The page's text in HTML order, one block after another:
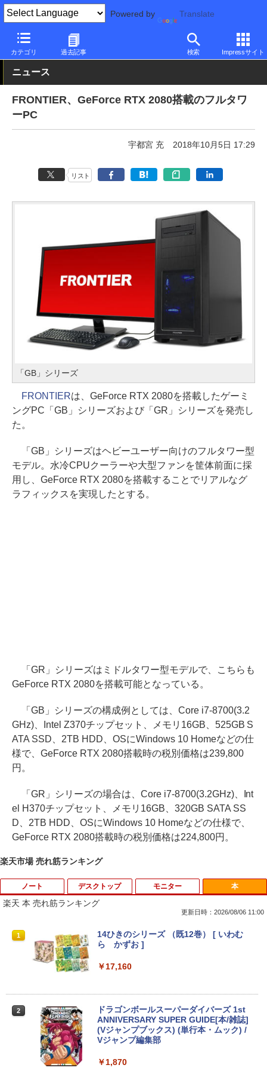
Powered by Translate
カテゴリ 過去記事 検索 Impressサイト
PC Watch パソコン/タブレット/スマートフォン ゲーミングパソ
ニュース
FRONTIER、GeForce RTX 2080搭載のフルタワ
ーPC
宇都宮 充 2018年10月5日 17:29
リスト
「GB」シリーズ
FRONTIERは、GeForce RTX 2080を搭載したゲーミ
ングPC「GB」シリーズおよび「GR」シリーズを発売し
た。
「GB」シリーズはヘビーユーザー向けのフルタワー型
モデル。水冷CPUクーラーや大型ファンを筐体前面に採
用し、GeForce RTX 2080を搭載することでリアルなグ
ラフィックスを実現したとする。
「GR」シリーズはミドルタワー型モデルで、こちらも
GeForce RTX 2080を搭載可能となっている。
「GB」シリーズの構成例としては、Core i7-8700(3.2
GHz)、Intel Z370チップセット、メモリ16GB、525GB S
ATA SSD、2TB HDD、OSにWindows 10 Homeなどの仕
様で、GeForce RTX 2080搭載時の税別価格は239,800
円。
「GR」シリーズの場合は、Core i7-8700(3.2GHz)、Int
el H370チップセット、メモリ16GB、320GB SATA SS
D、2TB HDD、OSにWindows 10 Homeなどの仕様で、
GeForce RTX 2080搭載時の税別価格は224,800円。
楽天市場 売れ筋ランキング
ノート
1
【マラソンセール期間中ポイント5倍】
【訳あり】中古 MacBook Air 13.3イン
B SSD256GB Webカメラ Wi-Fi Bluetoo
￥19,980
中！】Lenovo 14e Chromebook Gen 3
デスクトップ
1
パソコンデスクトップ 中古モニター 液晶
モニター★色指定不可★19型〜液晶 即使
保証】【中古】
HP ★中古パソコン・Aランク★5XB43P
A#ABJ [ProDesk 600 G4 SFF(i5-8500 8
モニター
1
【中古】 DELL E1914Hc 18.5インチ 液
晶モニター D-sub 非光沢 ノングレア 動
EPSON 液晶モニター LD22W83L 21.5イ
ンチワイド ホワイト LCD LEDバックラ
イト 1920 x 1080 フルHD TNパネル 非
拠 ディスプレイ PS4 switch 対応 スイッ
本
楽天 本 売れ筋ランキング
更新日時：2026/08/06 11:00
1
14ひきのシリーズ （既12巻） [ いわむ
ら かずお ]
￥17,160
2
ドラゴンボールスーパーダイバーズ 1st
ANNIVERSARY SUPER GUIDE[本/雑誌]
(Vジャンプブックス) (単行本・ムック) /
Vジャンプ編集部
￥1,870